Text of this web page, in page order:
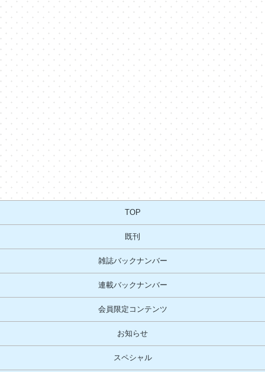
TOP
既刊
雑誌バックナンバー
連載バックナンバー
会員限定コンテンツ
お知らせ
スペシャル